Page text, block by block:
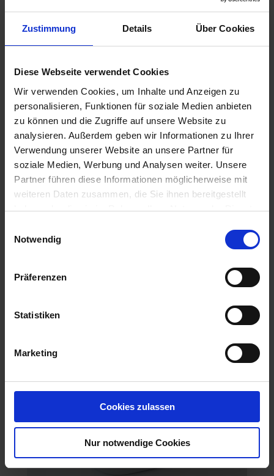
Zustimmung Details Über Cookies
Diese Webseite verwendet Cookies
Wir verwenden Cookies, um Inhalte und Anzeigen zu
personalisieren, Funktionen für soziale Medien anbieten
zu können und die Zugriffe auf unsere Website zu
analysieren. Außerdem geben wir Informationen zu Ihrer
Verwendung unserer Website an unsere Partner für
soziale Medien, Werbung und Analysen weiter. Unsere
Partner führen diese Informationen möglicherweise mit
weiteren Daten zusammen, die Sie ihnen bereitgestellt
haben oder die sie im Rahmen Ihrer Nutzung der Dienste
Notwendig
Präferenzen
Statistiken
Marketing
Cookies zulassen
Nur notwendige Cookies
Artikel-Nr.: 63300-22